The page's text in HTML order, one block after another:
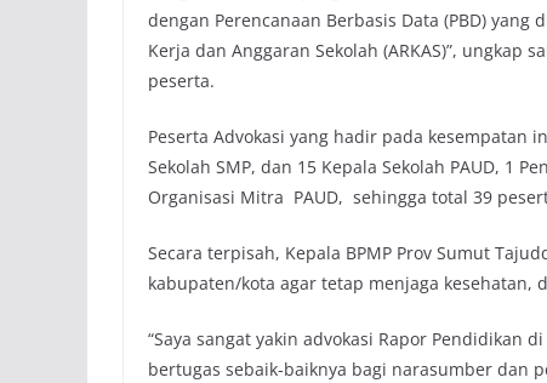
dengan Perencanaan Berbasis Data (PBD)
Kerja dan Anggaran Sekolah (ARKAS)”,
peserta.
Peserta Advokasi yang hadir pada kesempatan
Sekolah SMP, dan 15 Kepala Sekolah PAUD, 1
Organisasi Mitra PAUD, sehingga total 39
Secara terpisah, Kepala BPMP Prov Sumut
kabupaten/kota agar tetap menjaga kesehatan,
“Saya sangat yakin advokasi Rapor
bertugas sebaik-baiknya bagi narasumber dan